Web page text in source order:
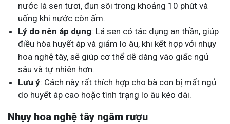
nước lá sen tươi, đun sôi trong khoảng 10 phút và
uống khi nước còn ấm.
Lý do nên áp dụng: Lá sen có tác dụng an thần, giúp
điều hòa huyết áp và giảm lo âu, khi kết hợp với nhụy
hoa nghệ tây, sẽ giúp cơ thể dễ dàng vào giấc ngủ
sâu và tự nhiên hơn.
Lưu ý: Cách này rất thích hợp cho bà con bị mất ngủ
do huyết áp cao hoặc tình trạng lo âu kéo dài.
Nhụy hoa nghệ tây ngâm rượu